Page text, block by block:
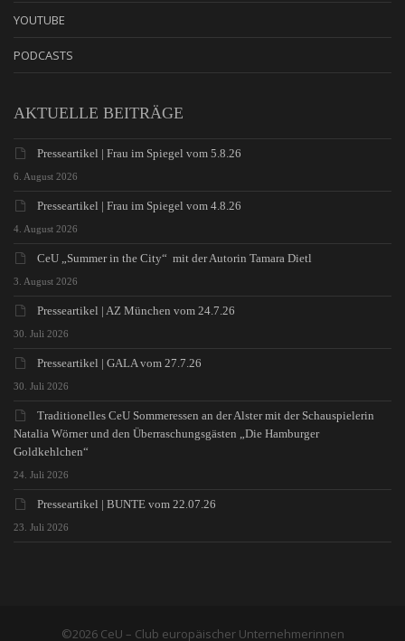
YOUTUBE
PODCASTS
AKTUELLE BEITRÄGE
Presseartikel | Frau im Spiegel vom 5.8.26
6. August 2026
Presseartikel | Frau im Spiegel vom 4.8.26
4. August 2026
CeU „Summer in the City“ mit der Autorin Tamara Dietl
3. August 2026
Presseartikel | AZ München vom 24.7.26
30. Juli 2026
Presseartikel | GALA vom 27.7.26
30. Juli 2026
Traditionelles CeU Sommeressen an der Alster mit der Schauspielerin
Natalia Wörner und den Überraschungsgästen „Die Hamburger
Goldkehlchen“
24. Juli 2026
Presseartikel | BUNTE vom 22.07.26
23. Juli 2026
©2026 CeU – Club europäischer Unternehmerinnen